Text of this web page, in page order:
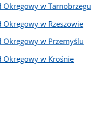
Okręgowy w Tarnobrzegu
Okręgowy w Rzeszowie
Okręgowy w Przemyślu
Okręgowy w Krośnie